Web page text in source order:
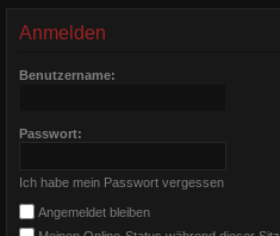
Anmelden
Benutzername:
Passwort:
Ich habe mein Passwort vergessen
Angemeldet bleiben